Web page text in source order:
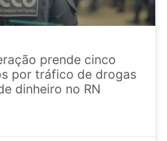
prende cinco
por tráfico de drogas
dinheiro no RN